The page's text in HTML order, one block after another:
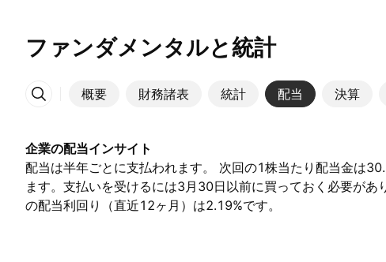
ファンダメンタルと統計
概要 財務諸表 統計 配当 決算
その他
企業の配当インサイト
配当は半年ごとに支払われます。 次回の1株当たり配当金は
ます。支払いを受けるには3月30日以前に買っておく必要があ
の配当利回り（直近12ヶ月）は2.19%です。